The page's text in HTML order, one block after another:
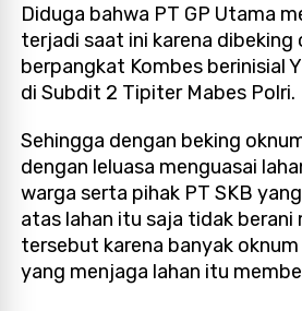
Diduga bahwa PT GP Utama
terjadi saat ini karena dibeking
berpangkat Kombes berinisial
di Subdit 2 Tipiter Mabes Polri.
Sehingga dengan beking
dengan leluasa menguasai
warga serta pihak PT SKB
atas lahan itu saja tidak berani
tersebut karena banyak
yang menjaga lahan itu